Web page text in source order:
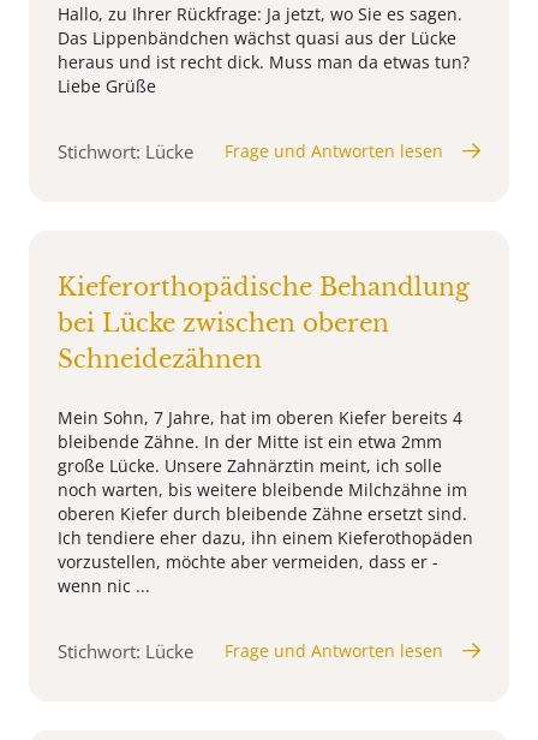
Hallo, zu Ihrer Rückfrage: Ja jetzt, wo Sie es sagen.
Das Lippenbändchen wächst quasi aus der Lücke
heraus und ist recht dick. Muss man da etwas tun?
Liebe Grüße
Stichwort: Lücke Frage und Antworten lesen
Kieferorthopädische Behandlung
bei Lücke zwischen oberen
Schneidezähnen
Mein Sohn, 7 Jahre, hat im oberen Kiefer bereits 4
bleibende Zähne. In der Mitte ist ein etwa 2mm
große Lücke. Unsere Zahnärztin meint, ich solle
noch warten, bis weitere bleibende Milchzähne im
oberen Kiefer durch bleibende Zähne ersetzt sind.
Ich tendiere eher dazu, ihn einem Kieferothopäden
vorzustellen, möchte aber vermeiden, dass er -
wenn nic ...
Stichwort: Lücke Frage und Antworten lesen